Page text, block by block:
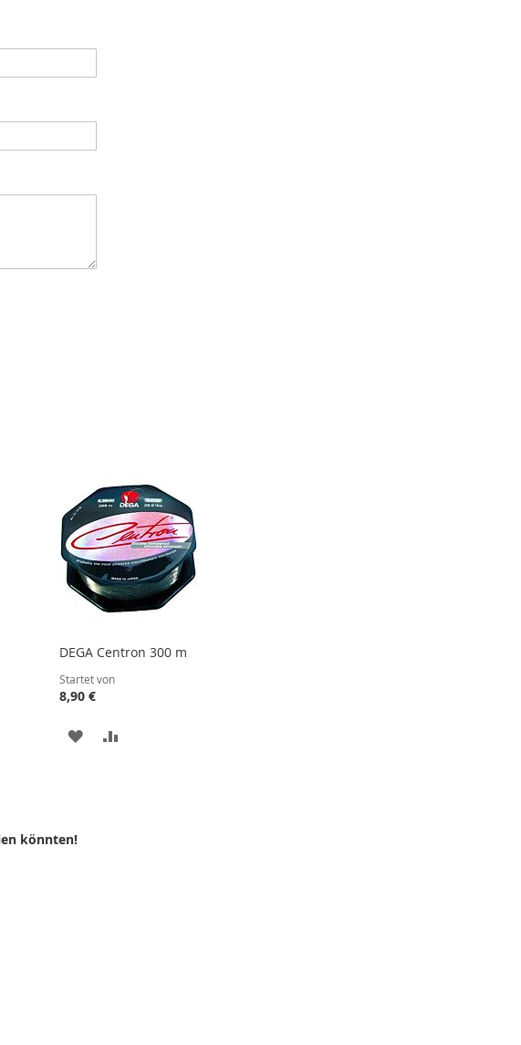
DEGA Centron 300 m
Startet von
8,90 €
ZUR
könnten!